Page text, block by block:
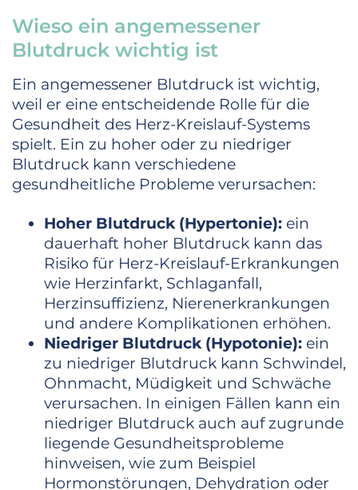
Wieso ein angemessener
Blutdruck wichtig ist
Ein angemessener Blutdruck ist wichtig,
weil er eine entscheidende Rolle für die
Gesundheit des Herz-Kreislauf-Systems
spielt. Ein zu hoher oder zu niedriger
Blutdruck kann verschiedene
gesundheitliche Probleme verursachen:
Hoher Blutdruck (Hypertonie): ein
dauerhaft hoher Blutdruck kann das
Risiko für Herz-Kreislauf-Erkrankungen
wie Herzinfarkt, Schlaganfall,
Herzinsuffizienz, Nierenerkrankungen
und andere Komplikationen erhöhen.
Niedriger Blutdruck (Hypotonie): ein
zu niedriger Blutdruck kann Schwindel,
Ohnmacht, Müdigkeit und Schwäche
verursachen. In einigen Fällen kann ein
niedriger Blutdruck auch auf zugrunde
liegende Gesundheitsprobleme
hinweisen, wie zum Beispiel
Hormonstörungen, Dehydration oder